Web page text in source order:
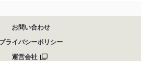
お問い合わせ
プライバシーポリシー
運営会社